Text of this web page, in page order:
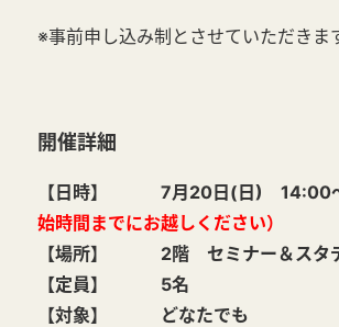
※事前申し込み制とさせていただきま
開催詳細
【日時】 7月20日(日) 14:00
始時間までにお越しください）
【場所】 2階 セミナー＆スタ
【定員】 5名
【対象】 どなたでも